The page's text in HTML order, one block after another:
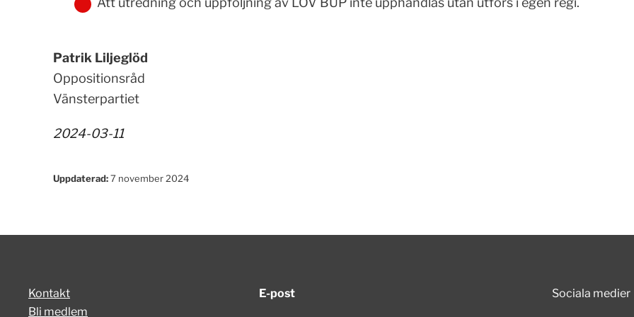
Patrik Liljeglöd
Oppositionsråd
Vänsterpartiet
2024-03-11
Uppdaterad:7 november 2024
Kontakt
Bli medlem
E-post Sociala medier